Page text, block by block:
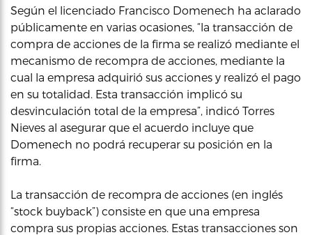
Según el licenciado Francisco Domenech ha aclarado
públicamente en varias ocasiones, “la transacción de
compra de acciones de la firma se realizó mediante el
mecanismo de recompra de acciones, mediante la
cual la empresa adquirió sus acciones y realizó el pago
en su totalidad. Esta transacción implicó su
desvinculación total de la empresa”, indicó Torres
Nieves al asegurar que el acuerdo incluye que
Domenech no podrá recuperar su posición en la
firma.
La transacción de recompra de acciones (en inglés
“stock buyback”) consiste en que una empresa
compra sus propias acciones. Estas transacciones son